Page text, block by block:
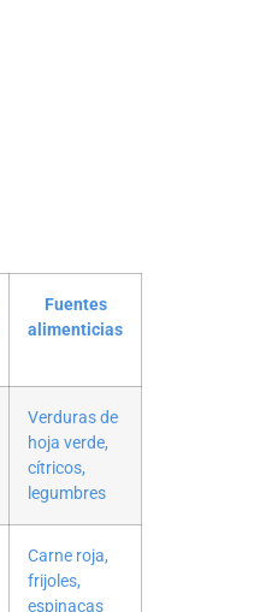
Fuentes
alimenticias
Verduras de
hoja verde,
cítricos,
legumbres
Carne roja,
frijoles,
espinacas